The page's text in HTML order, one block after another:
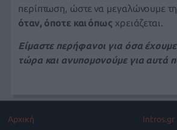
περίπτωση, ώστε να μεγαλώνουμε
όταν, όποτε και όπως χρειάζεται.
Είμαστε περήφανοι για όσα έχουμε
τώρα και ανυπομονούμε για αυτά
Αρχική
Intros.gr